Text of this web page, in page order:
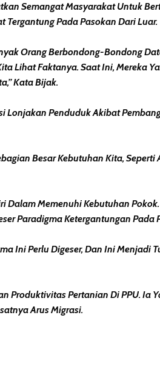
Semangat Masyarakat Untuk
Tergantung Pada Pasokan Dari Luar.
Orang Berbondong-Bondong
Lihat Faktanya. Saat Ini, Mereka
Kata Bijak.
Lonjakan Penduduk Akibat
Besar Kebutuhan Kita, Seperti
Dalam Memenuhi Kebutuhan
Paradigma Ketergantungan Pada
Ini Perlu Digeser, Dan Ini Menjadi
Produktivitas Pertanian Di PPU. Ia
Arus Migrasi.